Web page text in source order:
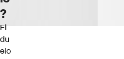
?
El
du
elo